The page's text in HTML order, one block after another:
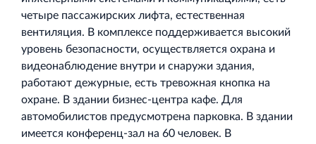
четыре пассажирских лифта, естественная
вентиляция. В комплексе поддерживается высокий
уровень безопасности, осуществляется охрана и
видеонаблюдение внутри и снаружи здания,
работают дежурные, есть тревожная кнопка на
охране. В здании бизнес-центра кафе. Для
автомобилистов предусмотрена парковка. В здании
имеется конференц-зал на 60 человек. В